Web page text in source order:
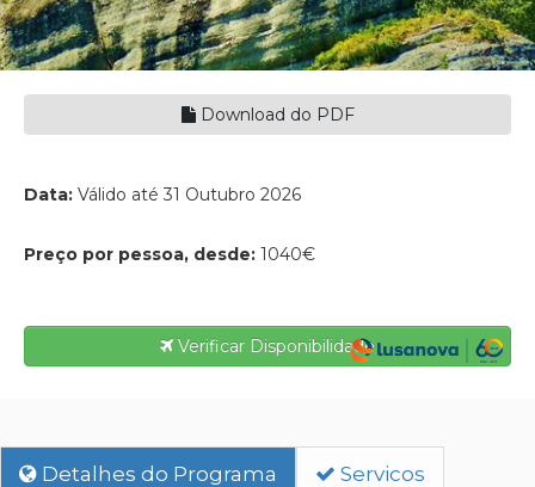
Download do PDF
Data: Válido até 31 Outubro 2026
Preço por pessoa, desde: 1040€
Verificar Disponibilidade
Detalhes do Programa Servicos